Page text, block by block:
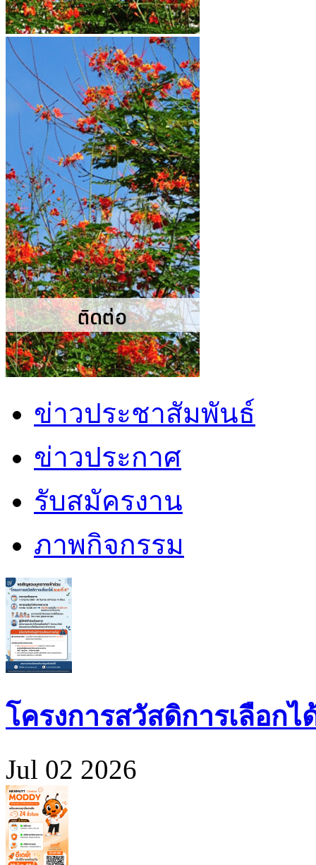
ข่าวประชาสัมพันธ์
ข่าวประกาศ
รับสมัครงาน
ภาพกิจกรรม
โครงการสวัสดิการเลือกไ
Jul 02 2026